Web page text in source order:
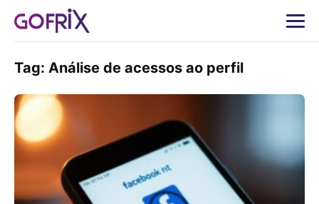
Tag: Análise de acessos ao perfil